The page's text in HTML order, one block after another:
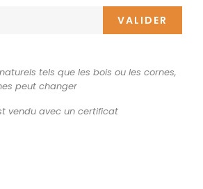
VALIDER
tels que les bois ou les cornes,
peut changer
vendu avec un certificat